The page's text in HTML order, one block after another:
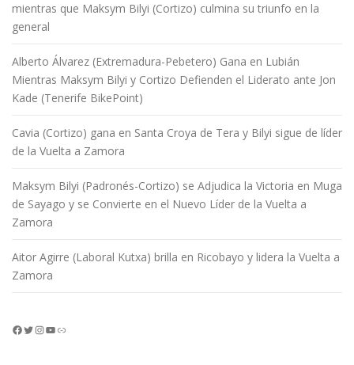
mientras que Maksym Bilyi (Cortizo) culmina su triunfo en la
general
Alberto Álvarez (Extremadura-Pebetero) Gana en Lubián
Mientras Maksym Bilyi y Cortizo Defienden el Liderato ante Jon
Kade (Tenerife BikePoint)
Cavia (Cortizo) gana en Santa Croya de Tera y Bilyi sigue de líder
de la Vuelta a Zamora
Maksym Bilyi (Padronés-Cortizo) se Adjudica la Victoria en Muga
de Sayago y se Convierte en el Nuevo Líder de la Vuelta a
Zamora
Aitor Agirre (Laboral Kutxa) brilla en Ricobayo y lidera la Vuelta a
Zamora
Facebook Twitter InstagramYouTube Enlace